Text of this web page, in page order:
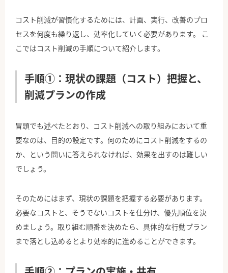
コスト削減が習慣化するためには、計画、実行、改善のプロ
セスを何度も繰り返し、効率化していく必要があります。 こ
こではコスト削減の手順について紹介します。
手順①：現状の課題（コスト）把握と、
削減プランの作成
冒頭でも述べたとおり、コスト削減への取り組みにおいて重
要なのは、目的の設定です。何のためにコスト削減をするの
か、という問いに答えられなければ、効果を出すのは難しい
でしょう。
そのためにはまず、現状の課題を把握する必要があります。
必要なコストと、そうでないコストを仕分け、優先順位を決
めましょう。取り組む順番を決めたら、具体的な行動プラン
まで落とし込めるとより効率的に進めることができます。